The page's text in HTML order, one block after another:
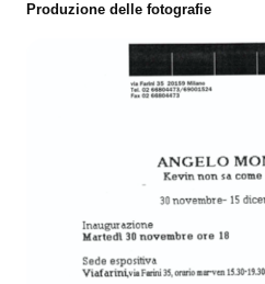
Produzione delle fotografie